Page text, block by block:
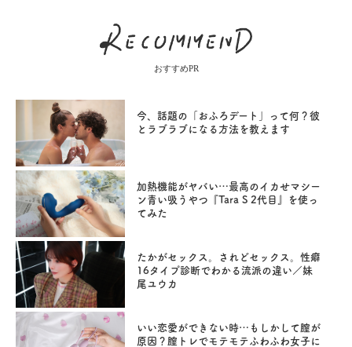
おすすめPR
今、話題の「おふろデート」って何？彼
とラブラブになる方法を教えます
加熱機能がヤバい…最高のイカせマシー
ン青い吸うやつ『Tara S 2代目』を使っ
てみた
たかがセックス。されどセックス。性癖
16タイプ診断でわかる流派の違い／妹
尾ユウカ
いい恋愛ができない時…もしかして膣が
原因？膣トレでモテモテふわふわ女子に